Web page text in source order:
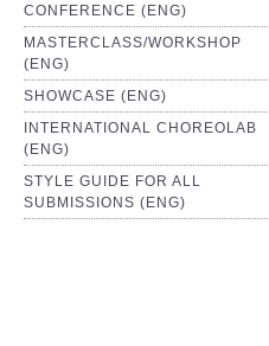
CONFERENCE (ENG)
MASTERCLASS/WORKSHOP
(ENG)
SHOWCASE (ENG)
INTERNATIONAL CHOREOLAB
(ENG)
STYLE GUIDE FOR ALL
SUBMISSIONS (ENG)